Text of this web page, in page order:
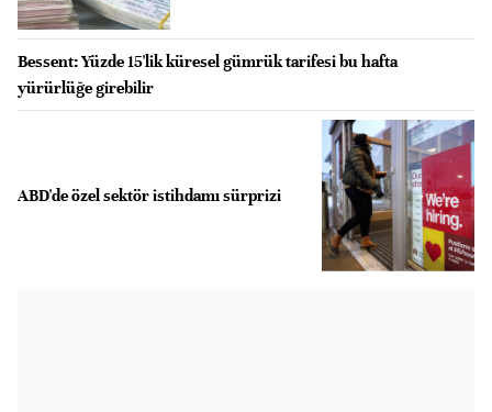
Bessent: Yüzde 15'lik küresel gümrük tarifesi bu hafta
yürürlüğe girebilir
ABD'de özel sektör istihdamı sürprizi